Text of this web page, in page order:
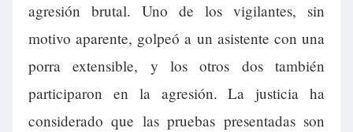
agresión brutal. Uno de los vigilantes, sin
motivo aparente, golpeó a un asistente con una
porra extensible, y los otros dos también
participaron en la agresión. La justicia ha
considerado que las pruebas presentadas son